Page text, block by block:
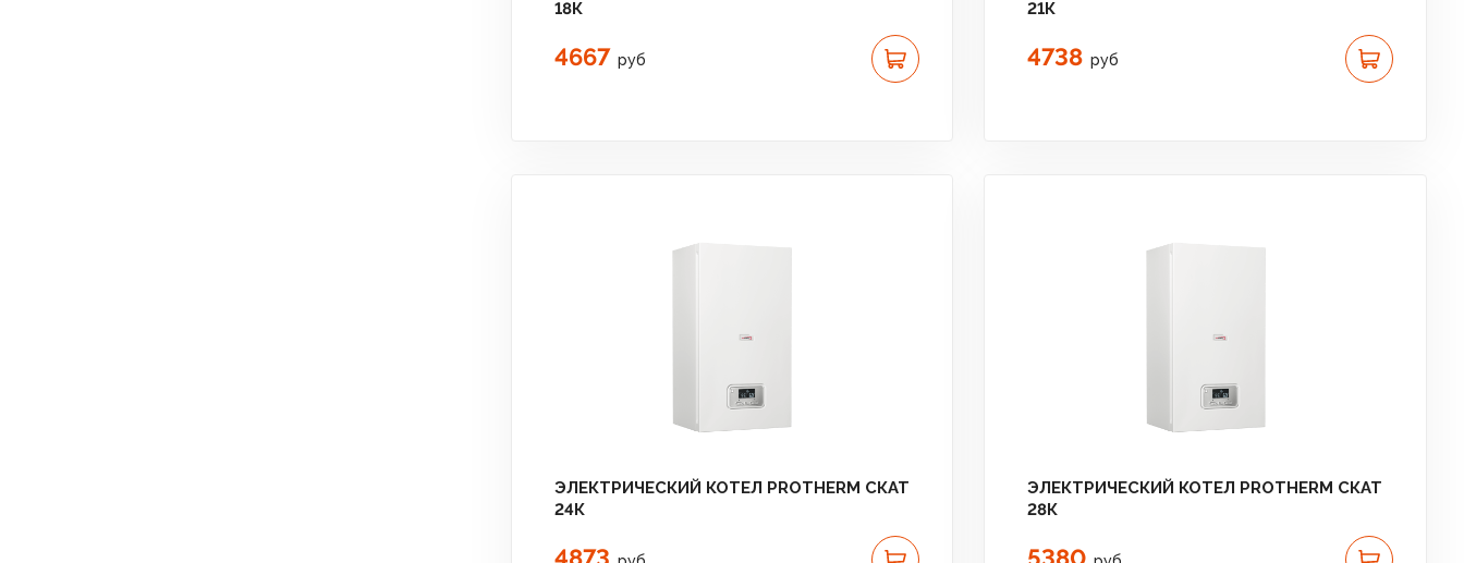
18К
4667 руб
21К
4738 руб
ЭЛЕКТРИЧЕСКИЙ КОТЕЛ PROTHERM СКАТ
24К
4873
ЭЛЕКТРИЧЕСКИЙ КОТЕЛ PROTHERM СКАТ
28К
5380